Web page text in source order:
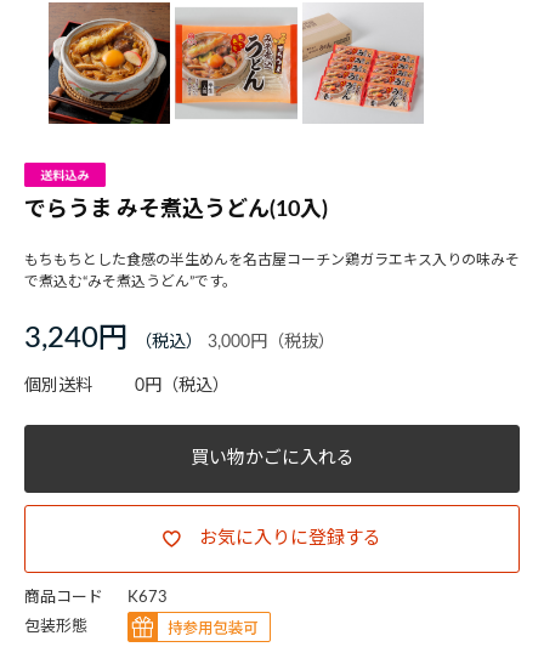
でらうま みそ煮込うどん(10入)
もちもちとした食感の半生めんを名古屋コーチン鶏ガラエキス入りの味みそ
で煮込む“みそ煮込うどん”です。
3,240円 3,000円
商品コード
K673
包装形態
個別送料 0円 （税込）
買い物かごに入れる
お気に入りに登録する